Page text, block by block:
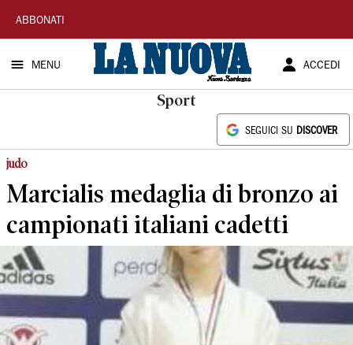
La
Nuova
Sardegna
ABBONATI
MENU ACCEDI
Sport
SEGUICI SU DISCOVER
judo
Marcialis medaglia di bronzo ai
campionati italiani cadetti